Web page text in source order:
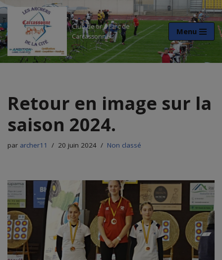
contenu
Club de tir à l'arc de
Carcassonne
Menu
Retour en image sur la
saison 2024.
par archer11 20 juin 2024 Non classé